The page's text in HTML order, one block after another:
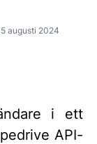
augusti 2024
i ett
API-